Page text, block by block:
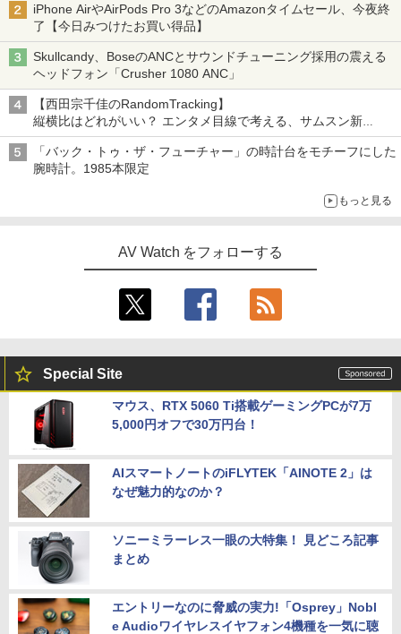
iPhone AirやAirPods Pro 3などのAmazonタイムセール、今夜終
了【今日みつけたお買い得品】
Skullcandy、BoseのANCとサウンドチューニング採用の震える
ヘッドフォン「Crusher 1080 ANC」
【西田宗千佳のRandomTracking】
縦横比はどれがいい？ エンタメ目線で考える、サムスン新
「Galaxy Z Fold」
「バック・トゥ・ザ・フューチャー」の時計台をモチーフにした
腕時計。1985本限定
もっと見る
AV Watch をフォローする
Special Site
マウス、RTX 5060 Ti搭載ゲーミングPCが7万
5,000円オフで30万円台！
AIスマートノートのiFLYTEK「AINOTE 2」は
なぜ魅力的なのか？
ソニーミラーレス一眼の大特集！ 見どころ記事
まとめ
エントリーなのに脅威の実力!「Osprey」Nobl
e Audioワイヤレスイヤフォン4機種を一気に聴